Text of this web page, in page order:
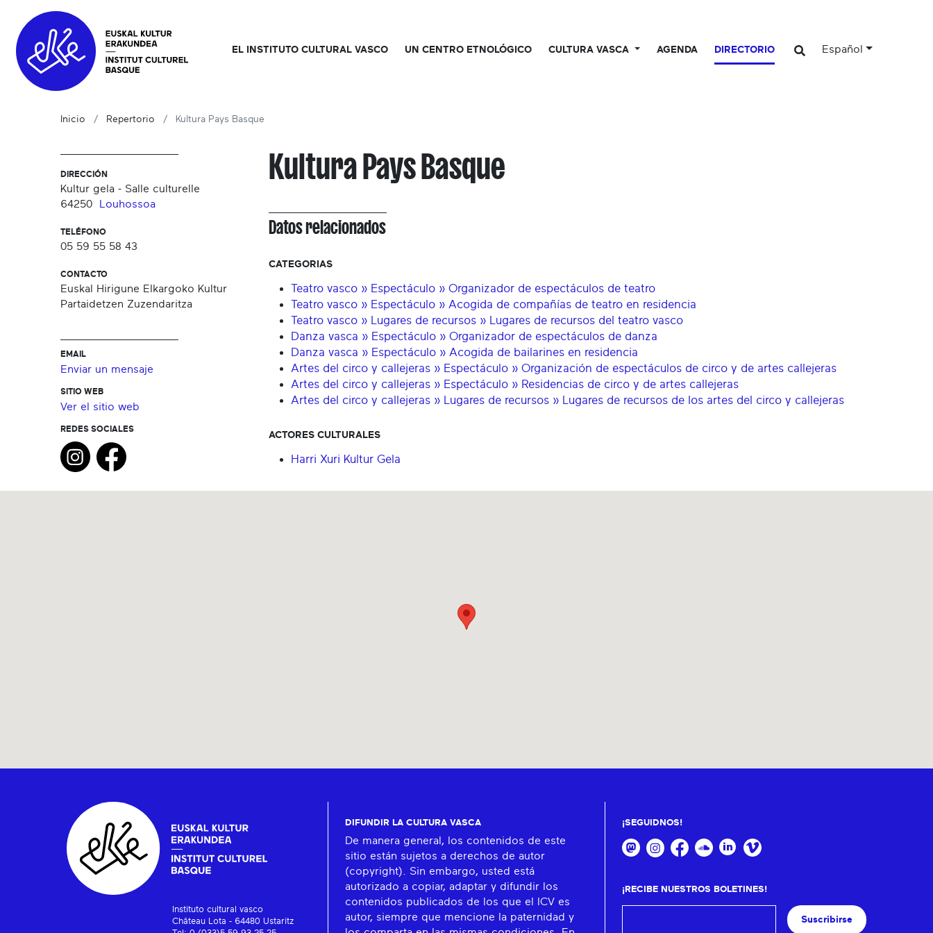
EL INSTITUTO CULTURAL VASCO UN CENTRO ETNOLÓGICO CULTURA VASCA AGENDA DIRECTORIO Español
Inicio Repertorio Kultura Pays Basque
DIRECCIÓN
Kultur gela - Salle culturelle
64250
Louhossoa
TELÉFONO
05 59 55 58 43
CONTACTO
Euskal Hirigune Elkargoko Kultur
Partaidetzen Zuzendaritza
EMAIL
Enviar un mensaje
SITIO WEB
Ver el sitio web
REDES SOCIALES
Kultura Pays Basque
Datos relacionados
CATEGORIAS
Teatro vasco » Espectáculo » Organizador de espectáculos de teatro
Teatro vasco » Espectáculo » Acogida de compañías de teatro en residencia
Teatro vasco » Lugares de recursos » Lugares de recursos del teatro vasco
Danza vasca » Espectáculo » Organizador de espectáculos de danza
Danza vasca » Espectáculo » Acogida de bailarines en residencia
Artes del circo y callejeras » Espectáculo » Organización de espectáculos de circo y de artes callejeras
Artes del circo y callejeras » Espectáculo » Residencias de circo y de artes callejeras
Artes del circo y callejeras » Lugares de recursos » Lugares de recursos de los artes del circo y callejeras
ACTORES CULTURALES
Harri Xuri Kultur Gela
Instituto cultural vasco
Château Lota - 64480 Ustaritz
DIFUNDIR LA CULTURA VASCA
De manera general, los contenidos de este
sitio están sujetos a derechos de autor
(copyright). Sin embargo, usted está
autorizado a copiar, adaptar y difundir los
contenidos publicados de los que el ICV es
autor, siempre que mencione la paternidad y
¡SEGUIDNOS!
¡RECIBE NUESTROS BOLETINES!
Suscribirse